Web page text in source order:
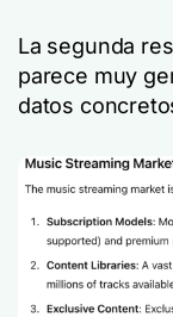
La segunda
parece muy
datos